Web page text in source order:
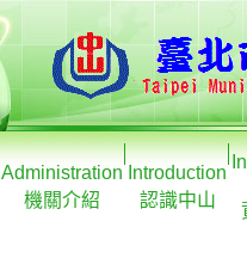
Administration
機關介紹
Introduction
認識中山